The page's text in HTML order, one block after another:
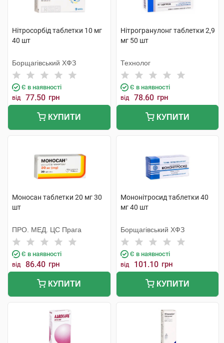
Нітросорбід таблетки 10 мг
40 шт
Борщагівський ХФЗ
Є в наявності
від 77.50 грн
КУПИТИ
Нітрогранулонг таблетки 2,9
мг 50 шт
Технолог
Є в наявності
від 78.60 грн
КУПИТИ
Моносан таблетки 20 мг 30
шт
ПРО. МЕД. ЦС Прага
Є в наявності
від 86.40 грн
КУПИТИ
Мононітросид таблетки 40
мг 40 шт
Борщагівський ХФЗ
Є в наявності
від 101.10 грн
КУПИТИ